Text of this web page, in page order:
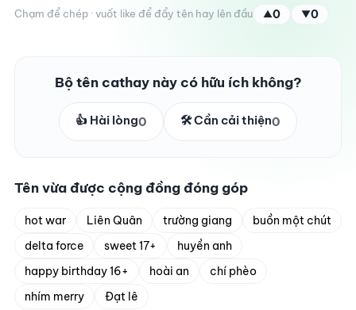
Chạm để chép · vuốt like để đẩy tên hay lên đầu ▲0 ▼0
Bộ tên cathay này có hữu ích không?
👍 Hài lòng0 🛠️ Cần cải thiện0
Tên vừa được cộng đồng đóng góp
hot war Liên Quân trường giang
buồn một chút
delta force
sweet 17+
huyền anh
happy birthday 16+
hoài an
chí phèo
nhím merry
Đạt lê